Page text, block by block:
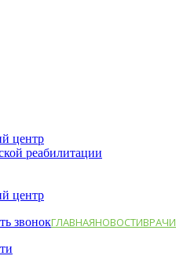
центр
реабилитации
центр
звонокГЛАВНАЯНОВОСТИВРАЧИ